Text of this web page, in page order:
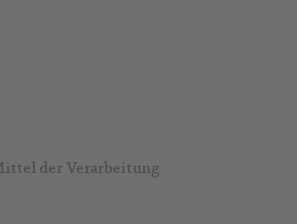
der Verarbeitung